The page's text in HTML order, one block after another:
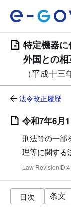
特定機器
外国との
（平成十三
法令改正履歴
令和7年6月
刑法等の一部
理等に関する
Law
目次